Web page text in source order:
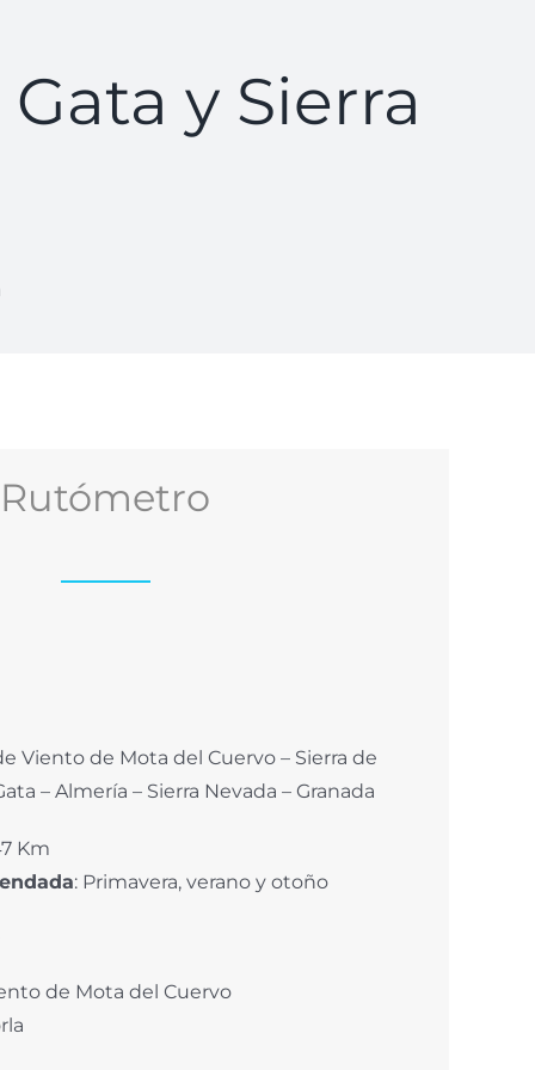
y Sierra
Rutómetro
Viento de Mota del Cuervo – Sierra de
– Almería – Sierra Nevada – Granada
Km
: Primavera, verano y otoño
de Mota del Cuervo